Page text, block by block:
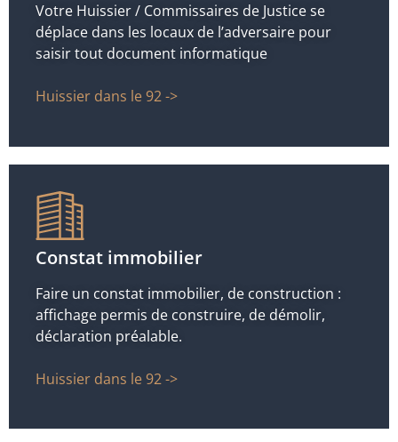
Votre Huissier / Commissaires de Justice se
déplace dans les locaux de l’adversaire pour
saisir tout document informatique
Huissier dans le 92 ->
Constat immobilier
Faire un constat immobilier, de construction :
affichage permis de construire, de démolir,
déclaration préalable.
Huissier dans le 92 ->